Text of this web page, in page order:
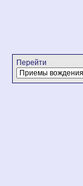
Перейти